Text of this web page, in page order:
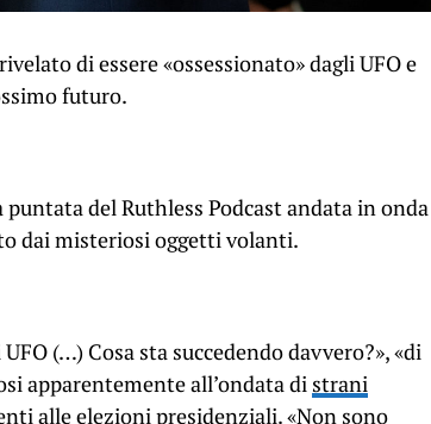
di essere «ossessionato» dagli UFO e
futuro.
del Ruthless Podcast andata in onda
dai misteriosi oggetti volanti.
(…) Cosa sta succedendo davvero?», «di
apparentemente all’ondata di strani
alle elezioni presidenziali. «Non sono